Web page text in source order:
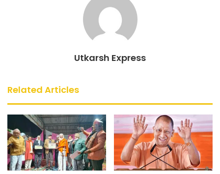
Utkarsh Express
Related Articles